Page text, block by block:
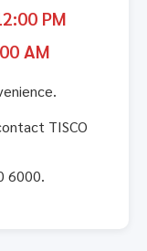
PM
AM
TISCO
6000.